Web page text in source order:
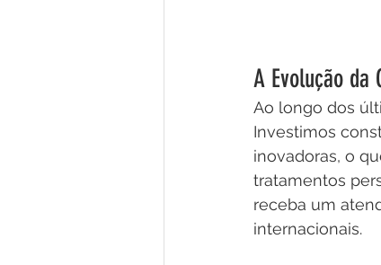
A Evolução da
Ao longo dos
Investimos
inovadoras, o
tratamentos
receba um
internacionais.